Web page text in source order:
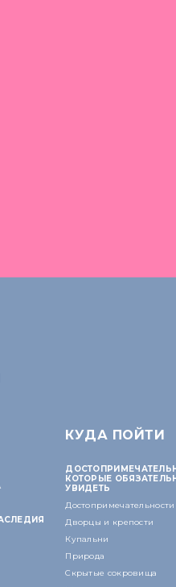
КУДА ПОЙТИ
КОТОРЫЕ
УВИДЕТЬ
Дворцы и крепости
Купальни
Природа
Скрытые сокровища